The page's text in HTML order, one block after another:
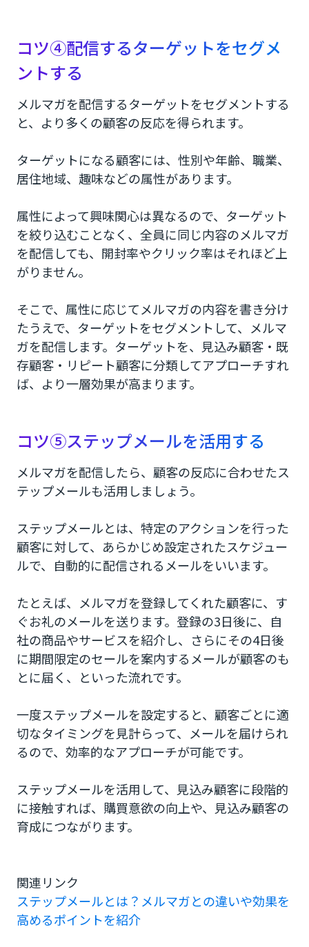
コツ④配信するターゲットをセグメ
ントする
メルマガを配信するターゲットをセグメントする
と、より多くの顧客の反応を得られます。
ターゲットになる顧客には、性別や年齢、職業、
居住地域、趣味などの属性があります。
属性によって興味関心は異なるので、ターゲット
を絞り込むことなく、全員に同じ内容のメルマガ
を配信しても、開封率やクリック率はそれほど上
がりません。
そこで、属性に応じてメルマガの内容を書き分け
たうえで、ターゲットをセグメントして、メルマ
ガを配信します。ターゲットを、見込み顧客・既
存顧客・リピート顧客に分類してアプローチすれ
ば、より一層効果が高まります。
コツ⑤ステップメールを活用する
メルマガを配信したら、顧客の反応に合わせたス
テップメールも活用しましょう。
ステップメールとは、特定のアクションを行った
顧客に対して、あらかじめ設定されたスケジュー
ルで、自動的に配信されるメールをいいます。
たとえば、メルマガを登録してくれた顧客に、す
ぐお礼のメールを送ります。登録の3日後に、自
社の商品やサービスを紹介し、さらにその4日後
に期間限定のセールを案内するメールが顧客のも
とに届く、といった流れです。
一度ステップメールを設定すると、顧客ごとに適
切なタイミングを見計らって、メールを届けられ
るので、効率的なアプローチが可能です。
ステップメールを活用して、見込み顧客に段階的
に接触すれば、購買意欲の向上や、見込み顧客の
育成につながります。
関連リンク
ステップメールとは？メルマガとの違いや効果を
高めるポイントを紹介